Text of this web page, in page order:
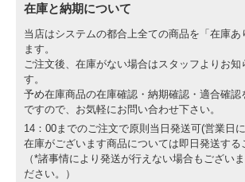
在庫と納期について
当店はシステムの都合上全ての商品を「在庫あ
ます。
ご注文後、在庫がない場合はスタッフよりお知
す。
予め在庫商品の在庫確認・納期確認・適合確認
ですので、お気軽にお問い合わせ下さい。
14：00までのご注文で原則当日発送可(営業日に
在庫がございます商品については即日発送する
（*諸事情により発送が行えない場合もござい
ださい。）